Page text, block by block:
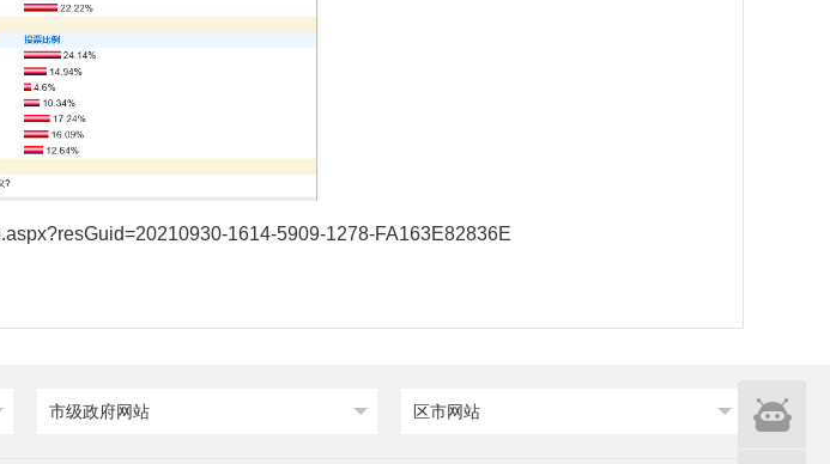
1614-5909-1278-FA163E82836E
市级政府网站 区市网站
智能
问答